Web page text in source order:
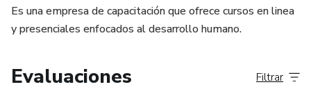
Es una empresa de capacitación que ofrece cursos en linea
y presenciales enfocados al desarrollo humano.
Evaluaciones Filtrar